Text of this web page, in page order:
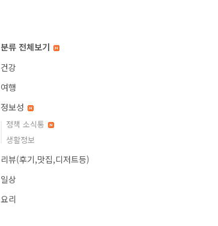
분류 전체보기
건강
여행
정보성
정책 소식통
생활정보
리뷰(후기,맛집,디저트등)
일상
요리